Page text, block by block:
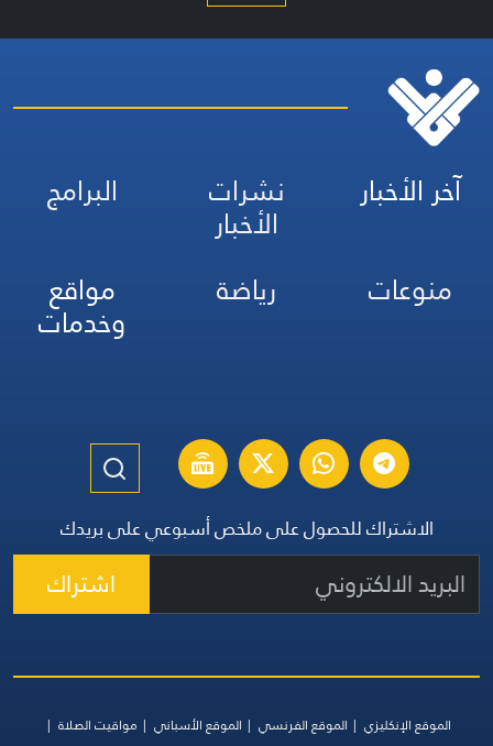
آخر الأخبار نشرات
الأخبار
البرامج
منوعات
رياضة مواقع
وخدمات
الاشتراك للحصول على ملخص أسبوعي على بريدك
اشتراك
الموقع الإنكليزي الموقع الفرنسي الموقع الأسباني
مواقيت الصلاة